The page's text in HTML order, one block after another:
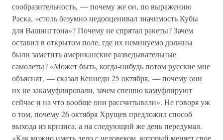
сообразительность, — почему же он, по выражению
Раска, «столь безумно недооценивал значимость Кубы
для Вашингтона»? Почему не спрятал ракеты? Зачем
оставил в открытом поле, где их неминуемо должны
были заметить американские разведывательные
самолеты? «Может быть, когда-нибудь потом русские мне
объяснят, — сказал Кеннеди 25 октября, — почему они
их не закамуфлировали, зачем спешно камуфлируют
сейчас и на что вообще они рассчитывали». Не говоря уж
о том, почему 26 октября Хрущев предложил способ
выхода из кризиса, а на следующий же день передумал.
«Как можно иметь дело с человеком, который меняет свое